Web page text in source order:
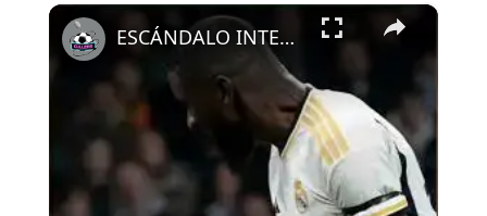
×
ESCÁNDALO INTERNACIONAL